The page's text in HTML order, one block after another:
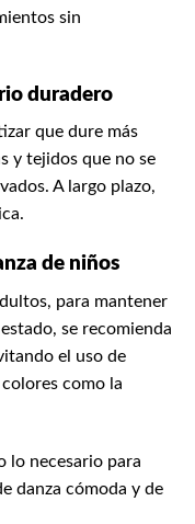
sin
duradero
que dure más
y tejidos que no se
A largo plazo,
de niños
para mantener
se recomienda
el uso de
como la
lo necesario para
danza cómoda y de